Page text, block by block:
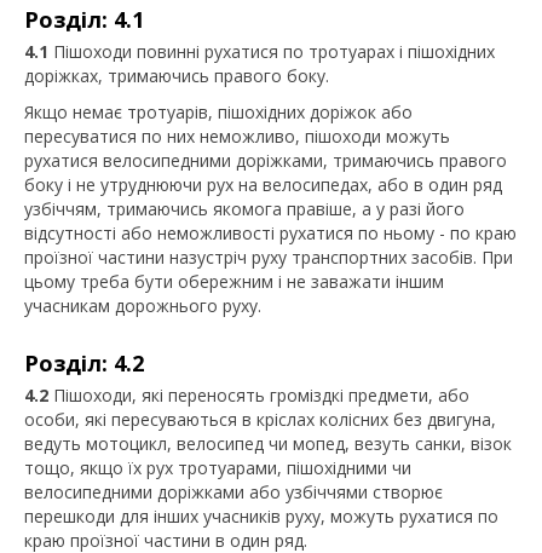
сигналами
Розділ: 4.1
4.1 Пішоходи повинні рухатися по тротуарах і пішохідних
доріжках, тримаючись правого боку.
Якщо немає тротуарів, пішохідних доріжок або
пересуватися по них неможливо, пішоходи можуть
рухатися велосипедними доріжками, тримаючись правого
боку і не утруднюючи рух на велосипедах, або в один ряд
узбіччям, тримаючись якомога правіше, а у разі його
відсутності або неможливості рухатися по ньому - по краю
проїзної частини назустріч руху транспортних засобів. При
цьому треба бути обережним і не заважати іншим
учасникам дорожнього руху.
Розділ: 4.2
4.2 Пішоходи, які переносять громіздкі предмети, або
особи, які пересуваються в кріслах колісних без двигуна,
ведуть мотоцикл, велосипед чи мопед, везуть санки, візок
тощо, якщо їх рух тротуарами, пішохідними чи
велосипедними доріжками або узбіччями створює
перешкоди для інших учасників руху, можуть рухатися по
краю проїзної частини в один ряд.